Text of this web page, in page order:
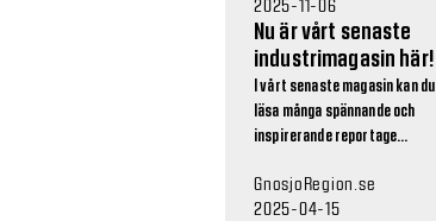
2025-11-06
Nu är vårt senaste
industrimagasin här!
I vårt senaste magasin kan du
läsa många spännande och
inspirerande reportage...
GnosjoRegion.se
2025-04-15